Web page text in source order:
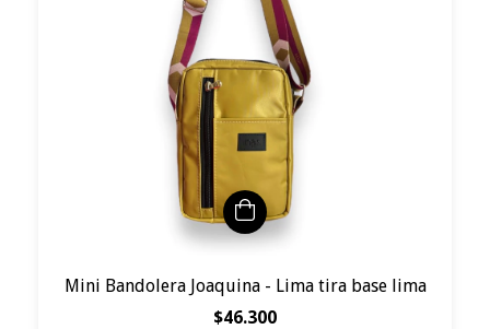
Mini Bandolera Joaquina - Lima tira base lima
$46.300